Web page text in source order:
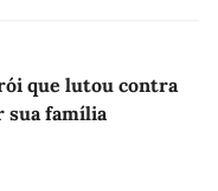
que lutou contra
sua família